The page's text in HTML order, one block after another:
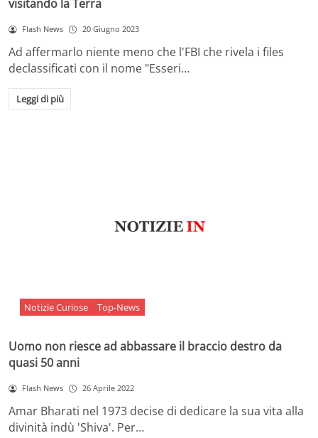
visitando la Terra
Flash News 20 Giugno 2023
Ad affermarlo niente meno che l'FBI che rivela i files
declassificati con il nome "Esseri…
Leggi di più
Notizie Curiose Top-News
Uomo non riesce ad abbassare il braccio destro da
quasi 50 anni
Flash News 26 Aprile 2022
Amar Bharati nel 1973 decise di dedicare la sua vita alla
divinità indù 'Shiva'. Per…